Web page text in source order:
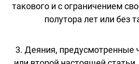
такового и с ограничением
полутора лет или без
3. Деяния, предусмотренные